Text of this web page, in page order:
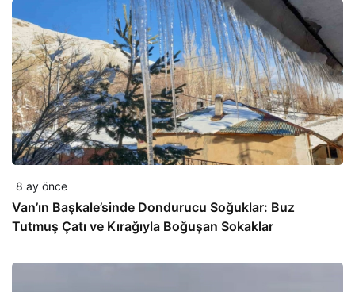
8 ay önce
Van’ın Başkale’sinde Dondurucu Soğuklar: Buz
Tutmuş Çatı ve Kırağıyla Boğuşan Sokaklar